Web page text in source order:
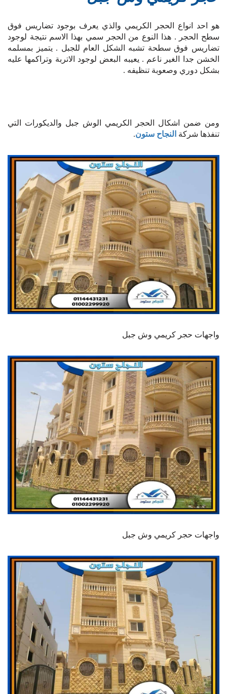
هو احد انواع الحجر الكريمي والذي يعرف بوجود تضاريس فوق
سطح الحجر . هذا النوع من الحجر سمي بهذا الاسم نتيجة لوجود
تضاريس فوق سطحة تشبه الشكل العام للجبل . يتميز بمسلمه
الخشن جدا الغير ناعم . يعيبه البعض لوجود الاتربة وتراكمها عليه
بشكل دوري وصعوبة تنظيفه .
ومن ضمن اشكال الحجر الكريمي الوش جبل والديكورات التي
تنفذها شركة النجاح ستون.
واجهات حجر كريمي وش جبل
واجهات حجر كريمي وش جبل